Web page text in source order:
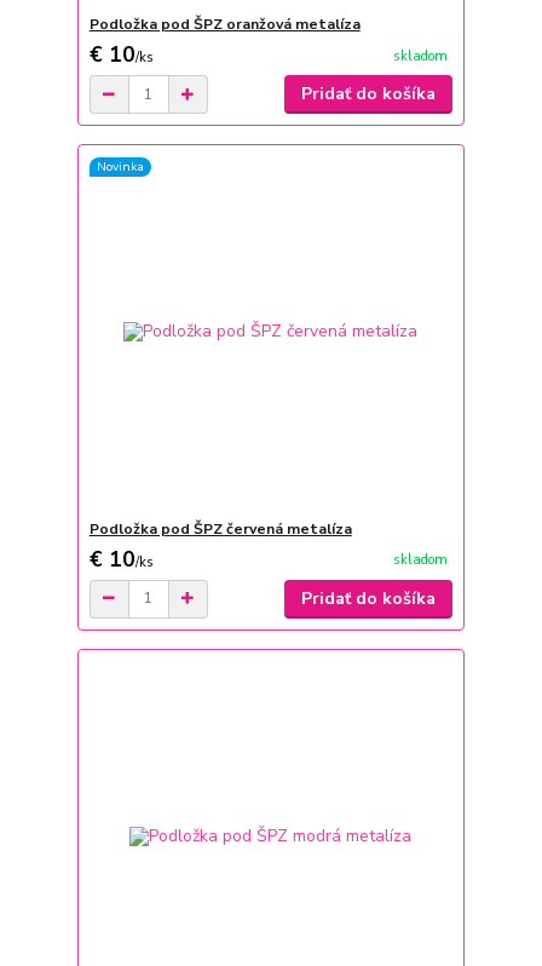
Podložka pod ŠPZ oranžová metalíza
€ 10/ks skladom
Pridať do košíka
Novinka
Podložka pod ŠPZ červená metalíza
€ 10/ks skladom
Pridať do košíka